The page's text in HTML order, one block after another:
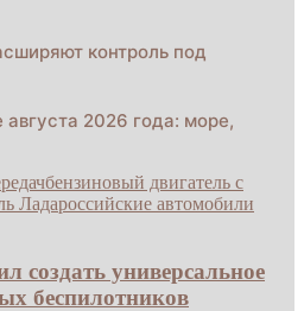
контроль под
2026 года: море,
бензиновый двигатель с
Ладароссийские автомобили
создать универсальное
беспилотников